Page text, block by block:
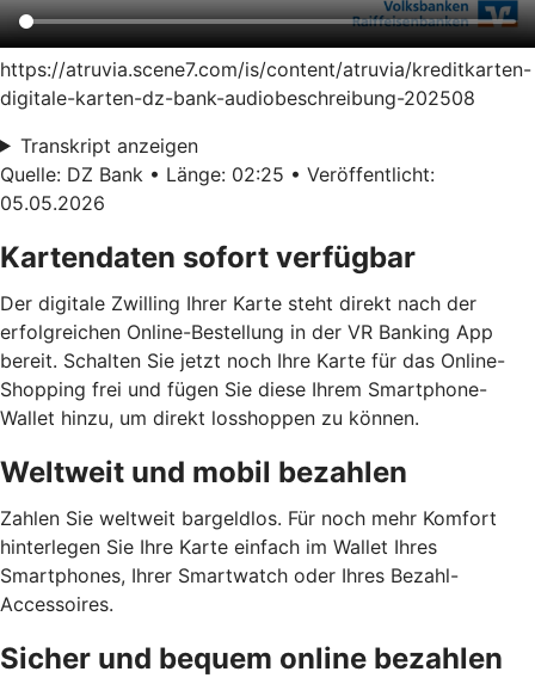
https://atruvia.scene7.com/is/content/atruvia/kreditkarten-
digitale-karten-dz-bank-audiobeschreibung-202508
Transkript anzeigen
Quelle: DZ Bank • Länge: 02:25 • Veröffentlicht:
05.05.2026
Kartendaten sofort verfügbar
Der digitale Zwilling Ihrer Karte steht direkt nach der
erfolgreichen Online-Bestellung in der VR Banking App
bereit. Schalten Sie jetzt noch Ihre Karte für das Online-
Shopping frei und fügen Sie diese Ihrem Smartphone-
Wallet hinzu, um direkt losshoppen zu können.
Weltweit und mobil bezahlen
Zahlen Sie weltweit bargeldlos. Für noch mehr Komfort
hinterlegen Sie Ihre Karte einfach im Wallet Ihres
Smartphones, Ihrer Smartwatch oder Ihres Bezahl-
Accessoires.
Sicher und bequem online bezahlen